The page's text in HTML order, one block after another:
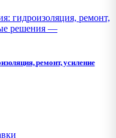
ремонт, усиление